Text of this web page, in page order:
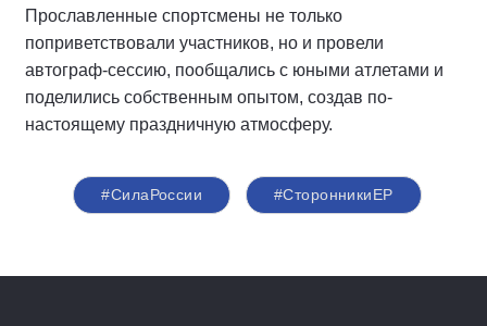
Прославленные спортсмены не только
поприветствовали участников, но и провели
автограф-сессию, пообщались с юными атлетами и
поделились собственным опытом, создав по-
настоящему праздничную атмосферу.
#СилаРоссии #СторонникиЕР